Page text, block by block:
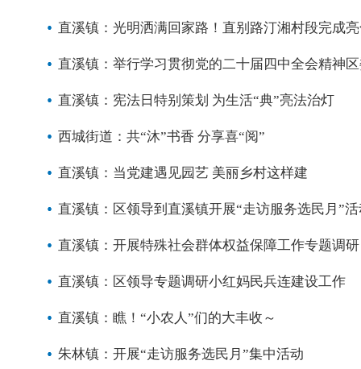
直溪镇：光明洒满回家路！直别路汀湘村段完成
直溪镇：举行学习贯彻党的二十届四中全会精神
直溪镇：宪法日特别策划 为生活“典”亮法治灯
西城街道：共“沐”书香 分享喜“阅”
直溪镇：当党建遇见园艺 美丽乡村这样建
直溪镇：区领导到直溪镇开展“走访服务选民月”
直溪镇：开展特殊社会群体权益保障工作专题调研
直溪镇：区领导专题调研小红妈民兵连建设工作
直溪镇：瞧！“小农人”们的大丰收～
朱林镇：开展“走访服务选民月”集中活动